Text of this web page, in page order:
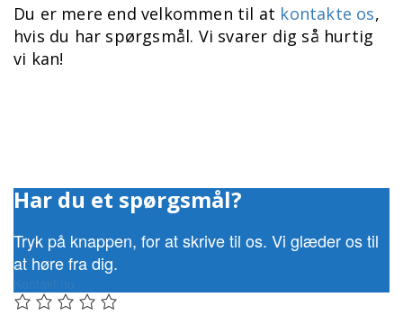
Du er mere end velkommen til at kontakte os,
hvis du har spørgsmål. Vi svarer dig så hurtig
vi kan!
Har du et spørgsmål?
Tryk på knappen, for at skrive til os. Vi glæder os til
at høre fra dig.